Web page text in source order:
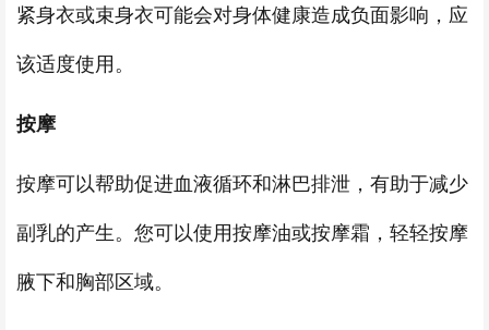
紧身衣或束身衣可能会对身体健康造成负面影响，应
该适度使用。
按摩
按摩可以帮助促进血液循环和淋巴排泄，有助于减少
副乳的产生。您可以使用按摩油或按摩霜，轻轻按摩
腋下和胸部区域。